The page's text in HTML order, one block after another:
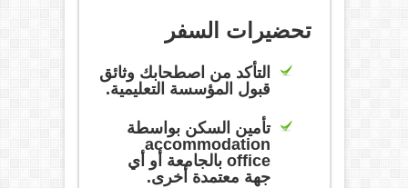
تحضيرات السفر
التأكد من اصطحابك وثائق
قبول المؤسسة التعليمية.
تأمين السكن بواسطة
accommodation
office بالجامعة أو أي
جهة معتمدة أخرى.